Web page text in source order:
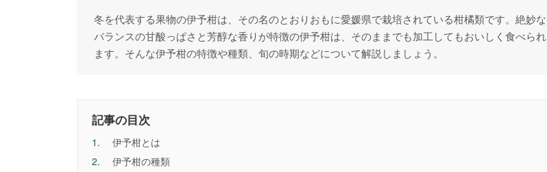
冬を代表する果物の伊予柑は、その名のとおりおもに愛媛県で栽培されている柑橘類です。絶妙な
バランスの甘酸っぱさと芳醇な香りが特徴の伊予柑は、そのままでも加工してもおいしく食べられ
ます。そんな伊予柑の特徴や種類、旬の時期などについて解説しましょう。
記事の目次
1.
伊予柑とは
2.
伊予柑の種類